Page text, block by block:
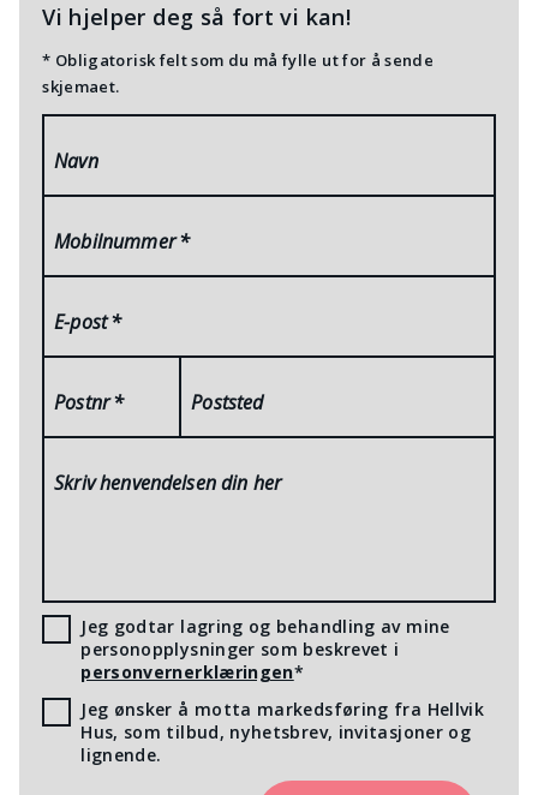
Vi hjelper deg så fort vi kan!
* Obligatorisk felt som du må fylle ut for å sende
skjemaet.
Navn
Mobilnummer*
E-post*
Postnr* Poststed
Skriv henvendelsen din her
Jeg godtar lagring og behandling av mine
personopplysninger som beskrevet i
personvernerklæringen*
Jeg ønsker å motta markedsføring fra Hellvik
Hus, som tilbud, nyhetsbrev, invitasjoner og
lignende.